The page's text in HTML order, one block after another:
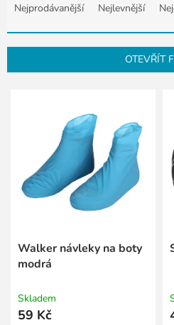
e
n
í
Nejprodávanější Nejlevnější
OTEVŘÍT
Walker návleky na boty
modrá
Skladem
59 Kč